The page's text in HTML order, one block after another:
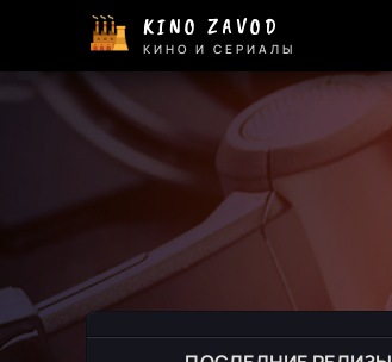
KINO ZAVOD
КИНО И СЕРИАЛЫ